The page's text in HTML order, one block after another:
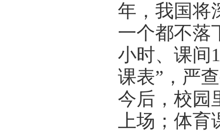
年，我国将
一个都不落
小时、课间
课表”，严
今后，校园
上场；体